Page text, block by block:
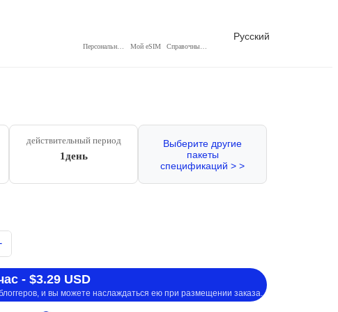
Мой eSIM
Русский
действительный период
1день
Выберите другие
пакеты
спецификаций > >
- $3.29 USD
и вы можете наслаждаться ею при размещении заказа.